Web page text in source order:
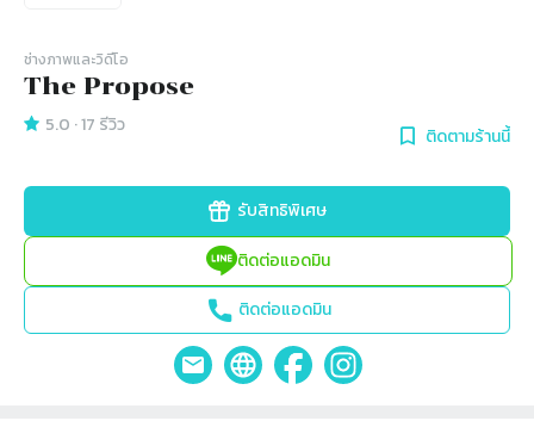
ช่างภาพและวิดีโอ
The Propose
5.0 ·17 รีวิว ติดตามร้านนี้
รับสิทธิพิเศษ
ติดต่อแอดมิน
ติดต่อแอดมิน